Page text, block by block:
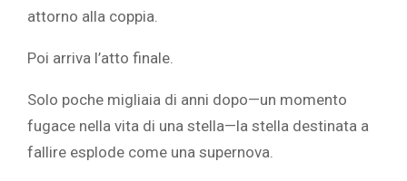
attorno alla coppia.
Poi arriva l’atto finale.
Solo poche migliaia di anni dopo—un momento
fugace nella vita di una stella—la stella destinata a
fallire esplode come una supernova.